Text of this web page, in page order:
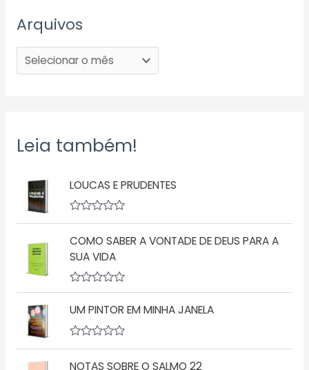
Arquivos
Leia também!
LOUCAS E PRUDENTES
A
a
l
i
a
ç
ã
o
0
d
e
COMO SABER A VONTADE DE DEUS PARA A
SUA VIDA
A
a
i
ã
UM PINTOR EM MINHA JANELA
a
NOTAS SOBRE O SALMO 22